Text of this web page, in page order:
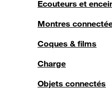
Ecouteurs et
Montres
Coques & films
Charge
Objets connectés